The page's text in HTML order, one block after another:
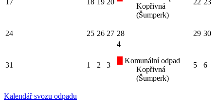
Kopřivná
(Šumperk)
24 25 26 27 28 29 30
31 1 2 3
4
Komunální odpad
Kopřivná
(Šumperk)
5 6
Kalendář svozu odpadu